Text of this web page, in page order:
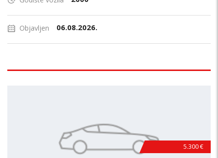
Objavljen 06.08.2026.
5.300 €